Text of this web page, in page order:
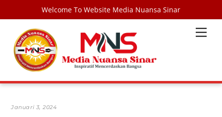
Welcome To Website Media Nuansa Sinar
content
Januari 3, 2024